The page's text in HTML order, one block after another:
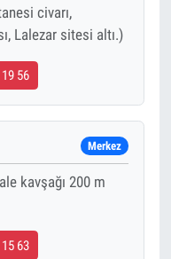
civarı,
Lalezar sitesi altı.)
56
Merkez
kavşağı 200 m
63